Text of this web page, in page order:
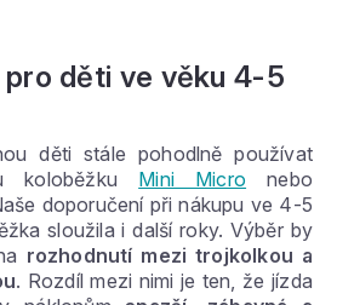
děti ve věku 4-5
děti stále pohodlně používat
koloběžku Mini Micro nebo
doporučení při nákupu ve 4-5
sloužila i další roky. Výběr by
rozhodnutí mezi trojkolkou a
. Rozdíl mezi nimi je ten, že jízda